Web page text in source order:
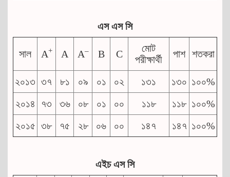
এস এস সি
সাল A+ A A– B C
মোট
পরীক্ষার্থী
পাশ শতকরা
২০১৩ ৩৭ ৮১ ০৯ ০১ ০২ ১৩১ ১৩০ ১০০%
২০১৪
৭৩ ৩৬ ০৮ ০১ ০০ ১১৮ ১১৮ ১০০%
২০১৫ ৩৮ ৭৫ ২৮ ০৬ ০০ ১৪৭ ১৪৭ ১০০%
এইচ এস সি